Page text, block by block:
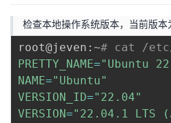
检查本地操作系统版本，当前版本
root@jeven:~# cat /
PRETTY_NAME="Ubuntu
NAME="Ubuntu"
VERSION_ID="22.04"
VERSION="22.04.1 LTS